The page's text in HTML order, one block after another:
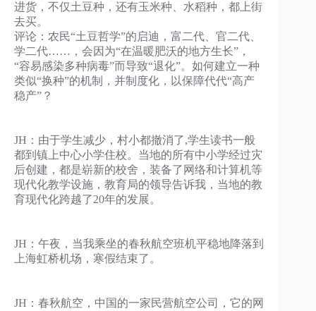
进货，不仅土豆种，还有玉米种、水稻种，都上街
去买。
评论：农民“土豆哲学”的启迪，富二代、官二代、
学二代……，会因为“在温暖肥沃的地方生长”，
“容易感染多种病毒”而导致“退化”。如何建立一种
类似“换种”的机制，并制度化，以保障代代“高产
稳产”？
JH：由于学生减少，村小都撤消了,学生读书一般
都到镇上中心小学住校。当地的所有中小学经过灾
后创建，都是崭新的校舍，装备了网络和计算机等
现代化教学设施，教育局的领导告诉我，当地的教
育现代化跨越了20年的发展。
JH：午夜，当我乘坐的春秋航空班机平稳地降落到
上海虹桥机场，寒假结束了。
JH：春秋航空，中国的一家民营航空公司，它的网